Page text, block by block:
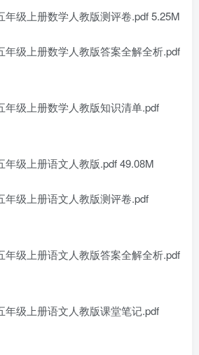
级上册数学人教版测评卷.pdf 5.25M
级上册数学人教版答案全解全析.pdf
级上册数学人教版知识清单.pdf
级上册语文人教版.pdf 49.08M
级上册语文人教版测评卷.pdf
级上册语文人教版答案全解全析.pdf
级上册语文人教版课堂笔记.pdf